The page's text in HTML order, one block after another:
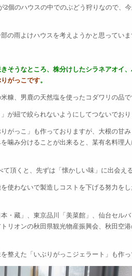
個のハウスの中でのぶどう狩りなので、
の雨よけハウスを考えようかと思っていま
そうなところ、株分けしたシラネアオイ
がっこです。
糠、男鹿の天然塩を使ったコダワリの品で
が紐で絞られないようにしてつないでおり
がっこ」も作っておりますが、大根の甘
噛み分けることが出来ると、某有名料理
頂くと、先ずは「懐かしい味」に出会える
使わないで製造しコストを下げる努力を
・藏」、東京品川「美菜館」、仙台セル
リオンの秋田県観光物産振興会、秋田空
整えた「いぶりがっこジェラート」も作っ